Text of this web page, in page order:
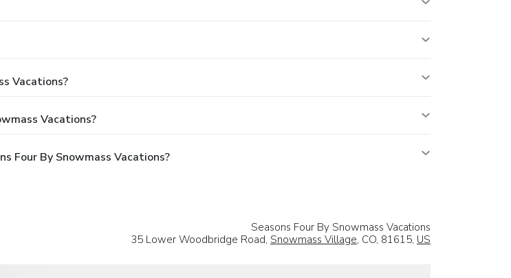
Vacations?
Vacations?
Four By Snowmass Vacations?
Seasons Four By Snowmass Vacations
35 Lower Woodbridge Road, Snowmass Village, CO, 81615, US